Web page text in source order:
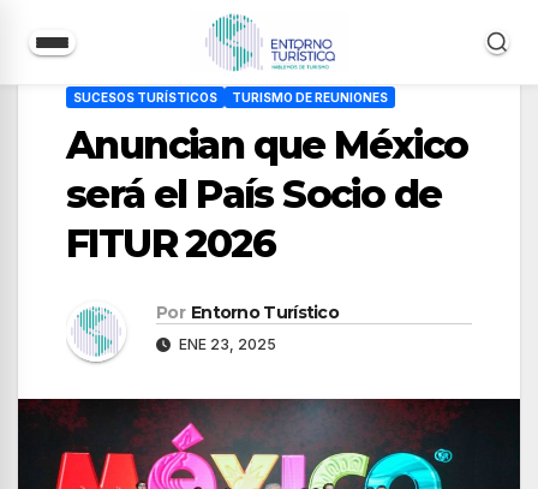
contenido
SUCESOS TURÍSTICOS TURISMO DE REUNIONES
Anuncian que México
será el País Socio de
FITUR 2026
Por Entorno Turístico
ENE 23, 2025